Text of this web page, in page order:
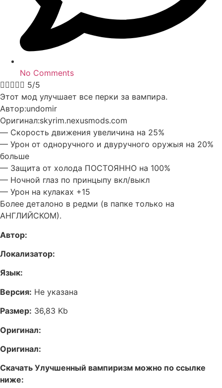
No Comments
 5/5
Этот мод улучшает все перки за вампира.
Автор:undomir
Оригинал:skyrim.nexusmods.com
— Скорость движения увеличина на 25%
— Урон от одноручного и двуручного оружыя на 20%
больше
— Защита от холода ПОСТОЯННО на 100%
— Ночной глаз по принцыпу вкл/выкл
— Урон на кулаках +15
Более деталоно в редми (в папке только на
АНГЛИЙСКОМ).
Автор:
Локализатор:
Язык:
Версия: Не указана
Размер: 36,83 Kb
Оригинал:
Оригинал:
Скачать Улучшенный вампиризм можно по ссылке
ниже: